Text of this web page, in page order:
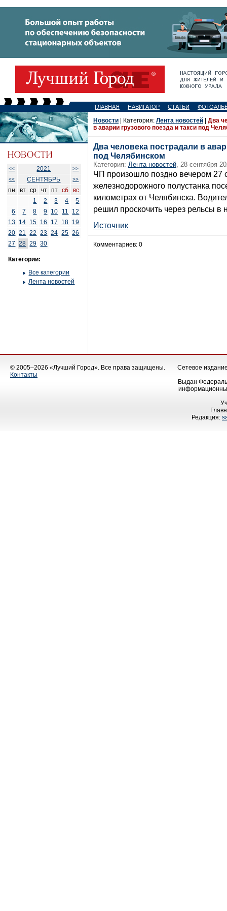
ГЛАВНАЯ НАВИГАТОР СТАТЬИ
<< 2021
>>
<<
СЕНТЯБРЬ >>
пн вт ср чт пт сб
вс
1
2 3 4
5
6
7 8 9 10 11
12
13 14 15 16 17 18 19
20 21 22 23 24 25 26
27
28 29 30
Категории:
Все категории
Лента новостей
Новости | Категория: Лента новостей
Два
в аварии грузового поезда и такси под
Два человека пострадали в
под Челябинском
Категория: Лента новостей, 28 сентября
ЧП произошло поздно вечером 27
железнодорожного полустанка
километрах от Челябинска.
решил проскочить через рельсы в
Источник
Комментариев: 0
© 2005–2026 «Лучший Город». Все права защищены.
Контакты
Сетевое
Выдан
Редакция: